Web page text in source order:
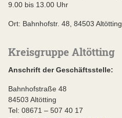
9.00 bis 13.00 Uhr
Ort: Bahnhofstr. 48, 84503 Altötting
Kreisgruppe Altötting
Anschrift der Geschäftsstelle:
Bahnhofstraße 48
84503 Altötting
Tel: 08671 – 507 40 17